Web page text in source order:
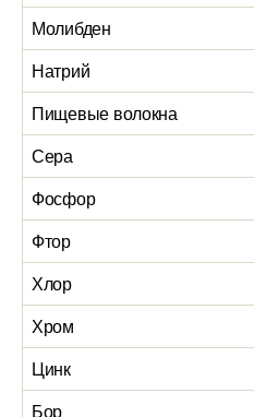
Молибден
Натрий
Пищевые волокна
Сера
Фосфор
Фтор
Хлор
Хром
Цинк
Бор